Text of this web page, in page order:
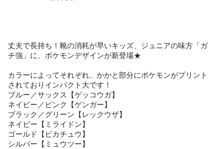
丈夫で長持ち！靴の消耗が早いキッズ、ジュニアの味方「ガ
チ強」に、ポケモンデザインが新登場★
カラーによってそれぞれ、かかと部分にポケモンがプリント
されておりインパクト大です！
ブルー／サックス【ゲッコウガ】
ネイビー／ピンク【ゲンガー】
ブラック／グリーン【レックウザ】
ネイビー【ミライドン】
ゴールド【ピカチュウ】
シルバー【ミュウツー】